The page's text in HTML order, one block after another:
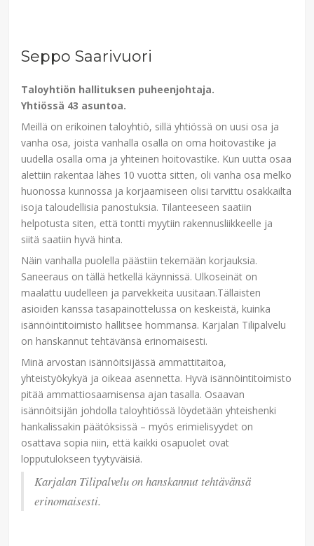
Seppo Saarivuori
Taloyhtiön hallituksen puheenjohtaja.
Yhtiössä 43 asuntoa.
Meillä on erikoinen taloyhtiö, sillä yhtiössä on uusi osa ja
vanha osa, joista vanhalla osalla on oma hoitovastike ja
uudella osalla oma ja yhteinen hoitovastike. Kun uutta osaa
alettiin rakentaa lähes 10 vuotta sitten, oli vanha osa melko
huonossa kunnossa ja korjaamiseen olisi tarvittu osakkailta
isoja taloudellisia panostuksia. Tilanteeseen saatiin
helpotusta siten, että tontti myytiin rakennusliikkeelle ja
siitä saatiin hyvä hinta.
Näin vanhalla puolella päästiin tekemään korjauksia.
Saneeraus on tällä hetkellä käynnissä. Ulkoseinät on
maalattu uudelleen ja parvekkeita uusitaan.Tällaisten
asioiden kanssa tasapainottelussa on keskeistä, kuinka
isännöintitoimisto hallitsee hommansa. Karjalan Tilipalvelu
on hanskannut tehtävänsä erinomaisesti.
Minä arvostan isännöitsijässä ammattitaitoa,
yhteistyökykyä ja oikeaa asennetta. Hyvä isännöintitoimisto
pitää ammattiosaamisensa ajan tasalla. Osaavan
isännöitsijän johdolla taloyhtiössä löydetään yhteishenki
hankalissakin päätöksissä – myös erimielisyydet on
osattava sopia niin, että kaikki osapuolet ovat
lopputulokseen tyytyväisiä.
Karjalan Tilipalvelu on hanskannut tehtävänsä
erinomaisesti.